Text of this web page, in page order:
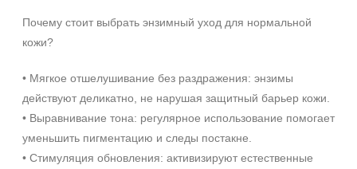
Декольте
Объём
1 шт
2 шт
Почему стоит выбрать энзимный уход для нормальной
кожи?
• Мягкое отшелушивание без раздражения: энзимы
действуют деликатно, не нарушая защитный барьер кожи.
• Выравнивание тона: регулярное использование помогает
уменьшить пигментацию и следы постакне.
• Стимуляция обновления: активизируют естественные